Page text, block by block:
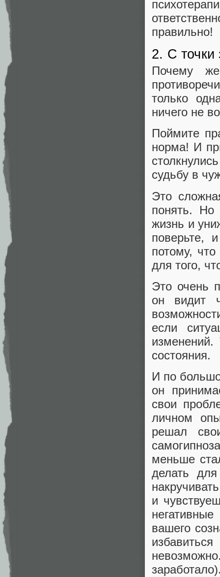
правильно!
2. С точки
Почему
только
ничего не
Поймите
норма! И
судьбу в
Это
понять. Но
жизнь и
поверьте,
потому,
для того,
Это очень
он видит
если
изменений.
состояния.
И по
он
свои
личном
решал
меньше
делать
и
вашего